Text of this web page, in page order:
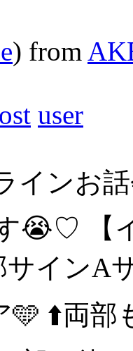
) from
user
インお
😭♡
サインA
🩵 ⬆️両部